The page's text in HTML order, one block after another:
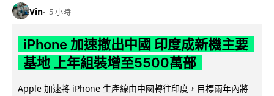
Vin 5 小時
iPhone 加速撤出中國 印度成新機主要
基地 上年組裝增至5500萬部
Apple 加速將 iPhone 生產線由中國轉往印度，目標兩年內將